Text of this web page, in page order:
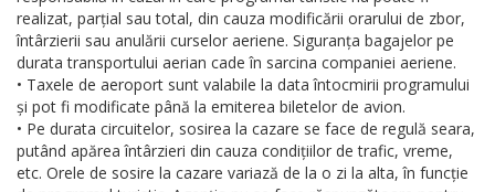
realizat, parțial sau total, din cauza modificării orarului de zbor,
întârzierii sau anulării curselor aeriene. Siguranța bagajelor pe
durata transportului aerian cade în sarcina companiei aeriene.
• Taxele de aeroport sunt valabile la data întocmirii programului
și pot fi modificate până la emiterea biletelor de avion.
• Pe durata circuitelor, sosirea la cazare se face de regulă seara,
putând apărea întârzieri din cauza condițiilor de trafic, vreme,
etc. Orele de sosire la cazare variază de la o zi la alta, în funcție